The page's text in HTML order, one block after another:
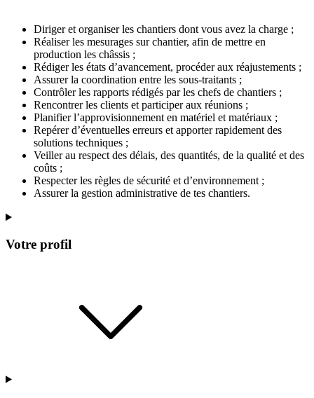
Diriger et organiser les chantiers dont vous avez la charge ;
Réaliser les mesurages sur chantier, afin de mettre en
production les châssis ;
Rédiger les états d’avancement, procéder aux réajustements ;
Assurer la coordination entre les sous-traitants ;
Contrôler les rapports rédigés par les chefs de chantiers ;
Rencontrer les clients et participer aux réunions ;
Planifier l’approvisionnement en matériel et matériaux ;
Repérer d’éventuelles erreurs et apporter rapidement des
solutions techniques ;
Veiller au respect des délais, des quantités, de la qualité et des
coûts ;
Respecter les règles de sécurité et d’environnement ;
Assurer la gestion administrative de tes chantiers.
Votre profil